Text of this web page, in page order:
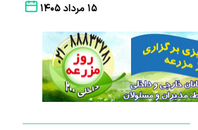
۱۵ مرداد ۱۴۰۵